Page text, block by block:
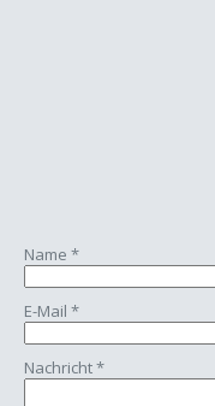
Name *
E-Mail *
Nachricht*